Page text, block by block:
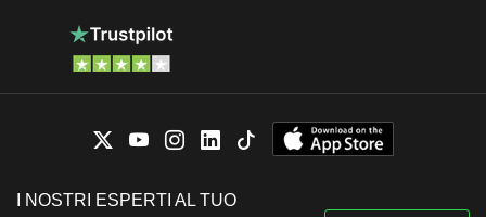
I NOSTRI ESPERTI AL TUO